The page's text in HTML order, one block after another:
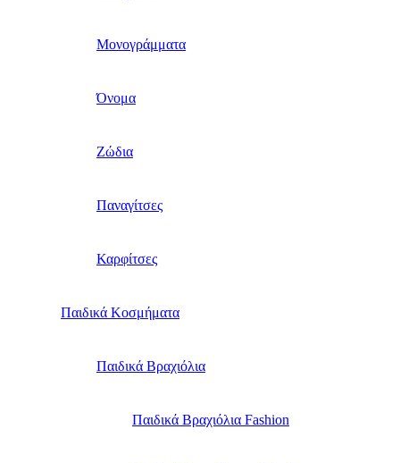
Μονογράμματα
Όνομα
Ζώδια
Παναγίτσες
Καρφίτσες
Παιδικά Κοσμήματα
Παιδικά Βραχιόλια
Παιδικά Βραχιόλια Fashion